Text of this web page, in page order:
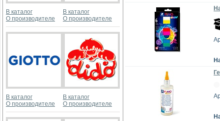
В каталог
О производителе
В каталог
О производителе
В каталог
О производителе
В каталог
О производителе